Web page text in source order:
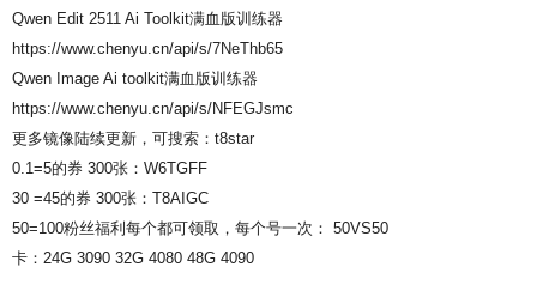
Qwen Edit 2511 Ai Toolkit满血版训练器
https://www.chenyu.cn/api/s/7NeThb65
Qwen Image Ai toolkit满血版训练器
https://www.chenyu.cn/api/s/NFEGJsmc
更多镜像陆续更新，可搜索：t8star
0.1=5的券 300张：W6TGFF
30 =45的券 300张：T8AIGC
50=100粉丝福利每个都可领取，每个号一次： 50VS50
卡：24G 3090 32G 4080 48G 4090